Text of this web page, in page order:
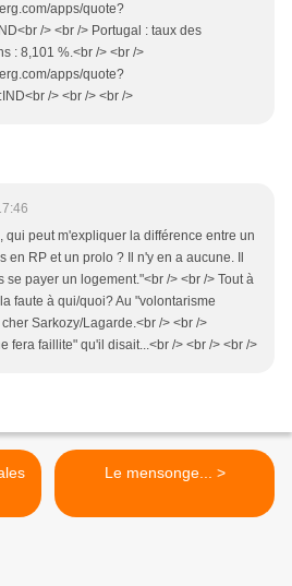
apps/quote?
/> <br /> Portugal : taux des
: 8,101 %.<br /> <br />
apps/quote?
/> <br /> <br />
qui peut m'expliquer la différence entre un
en RP et un prolo ? Il n'y en a aucune. Il
se payer un logement."<br /> <br /> Tout à
faute à qui/quoi? Au "volontarisme
Sarkozy/Lagarde.<br /> <br />
fera faillite" qu'il disait...<br /> <br /> <br />
Le mensonge... >